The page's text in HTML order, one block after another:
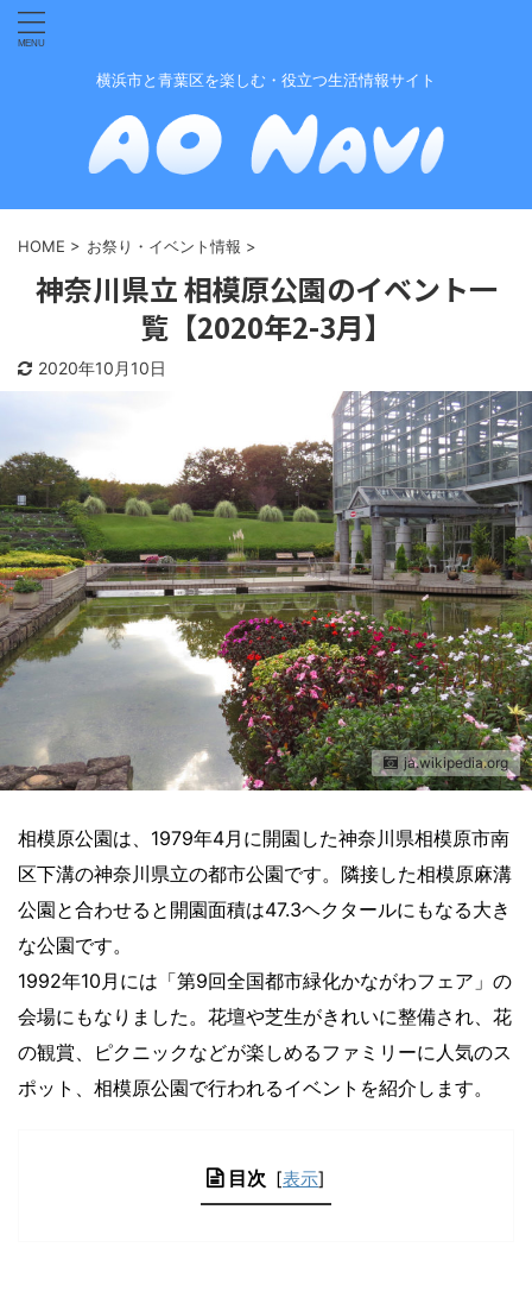
横浜市と青葉区を楽しむ・役立つ生活情報サイト
HOME > お祭り・イベント情報 >
神奈川県立 相模原公園のイベント一
覧【2020年2-3月】
2020年10月10日
ja.wikipedia.org
相模原公園は、1979年4月に開園した神奈川県相模原市南
区下溝の神奈川県立の都市公園です。隣接した相模原麻溝
公園と合わせると開園面積は47.3ヘクタールにもなる大き
な公園です。
1992年10月には「第9回全国都市緑化かながわフェア」の
会場にもなりました。花壇や芝生がきれいに整備され、花
の観賞、ピクニックなどが楽しめるファミリーに人気のス
ポット、相模原公園で行われるイベントを紹介します。
目次 [表示]